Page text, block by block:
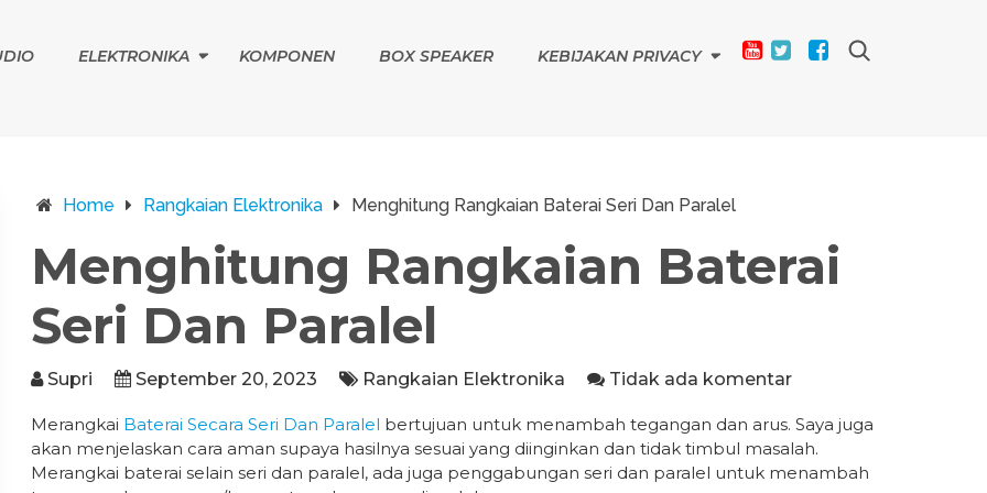
ELEKTRONIKA KOMPONEN BOX SPEAKER KEBIJAKAN PRIVACY
Home Rangkaian Elektronika Menghitung Rangkaian Baterai Seri Dan Paralel
Menghitung Rangkaian Baterai
Seri Dan Paralel
Supri September 20, 2023 Rangkaian Elektronika Tidak ada komentar
Merangkai Baterai Secara Seri Dan Paralel bertujuan untuk menambah tegangan dan arus. Saya juga
akan menjelaskan cara aman supaya hasilnya sesuai yang diinginkan dan tidak timbul masalah.
Merangkai baterai selain seri dan paralel, ada juga penggabungan seri dan paralel untuk menambah